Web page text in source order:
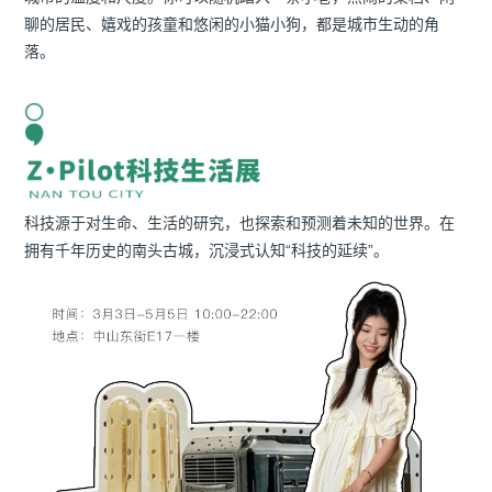
聊的居民、嬉戏的孩童和悠闲的小猫小狗，都是城市生动的角
落。
科技源于对生命、生活的研究，也探索和预测着未知的世界。在
拥有千年历史的南头古城，沉浸式认知“科技的延续”。